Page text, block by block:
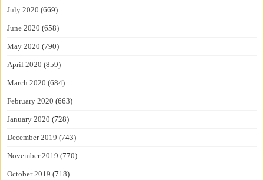
July 2020 (669)
June 2020 (658)
May 2020 (790)
April 2020 (859)
March 2020 (684)
February 2020 (663)
January 2020 (728)
December 2019 (743)
November 2019 (770)
October 2019 (718)